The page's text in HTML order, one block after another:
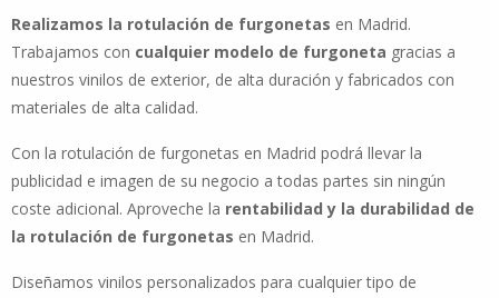
Realizamos la rotulación de furgonetas en Madrid.
Trabajamos con cualquier modelo de furgoneta gracias a
nuestros vinilos de exterior, de alta duración y fabricados con
materiales de alta calidad.
Con la rotulación de furgonetas en Madrid podrá llevar la
publicidad e imagen de su negocio a todas partes sin ningún
coste adicional. Aproveche la rentabilidad y la durabilidad de
la rotulación de furgonetas en Madrid.
Diseñamos vinilos personalizados para cualquier tipo de